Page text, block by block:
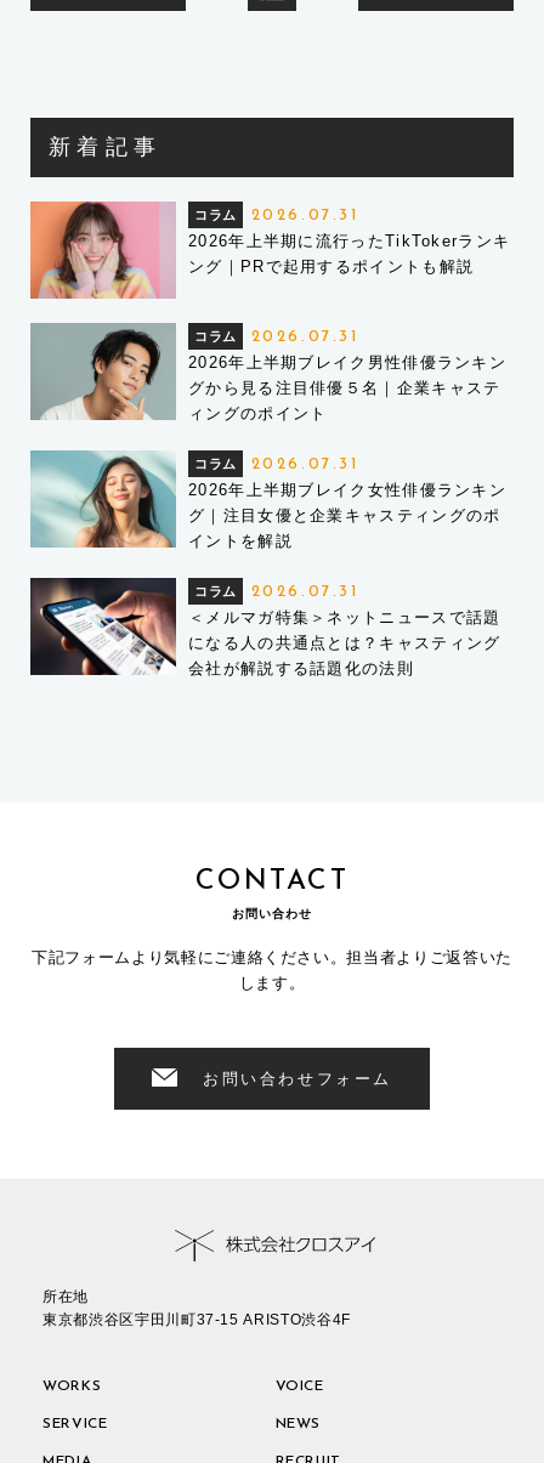
新着記事
コラム 2026.07.31
2026年上半期に流行ったTikTokerランキ
ング｜PRで起用するポイントも解説
コラム 2026.07.31
2026年上半期ブレイク男性俳優ランキン
グから見る注目俳優５名｜企業キャステ
ィングのポイント
コラム 2026.07.31
2026年上半期ブレイク女性俳優ランキン
グ｜注目女優と企業キャスティングのポ
イントを解説
コラム 2026.07.31
＜メルマガ特集＞ネットニュースで話題
になる人の共通点とは？キャスティング
会社が解説する話題化の法則
CONTACT
お問い合わせ
下記フォームより気軽にご連絡ください。担当者よりご返答いた
します。
お問い合わせフォーム
所在地
東京都渋谷区宇田川町37-15 ARISTO渋谷4F
WORKS VOICE
SERVICE NEWS